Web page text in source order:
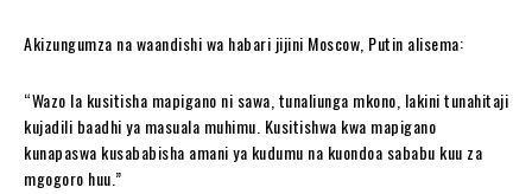
Akizungumza na waandishi wa habari jijini Moscow, Putin alisema:
“Wazo la kusitisha mapigano ni sawa, tunaliunga mkono, lakini tunahitaji
kujadili baadhi ya masuala muhimu. Kusitishwa kwa mapigano
kunapaswa kusababisha amani ya kudumu na kuondoa sababu kuu za
mgogoro huu.”